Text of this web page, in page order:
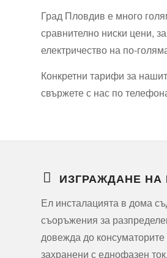
Град Пловдив е много
сравнително ниски цени,
електричество на по-
Конкретни тарифи за
свържете с нас по
ИЗГРАЖДАНЕ НА
Ел инсталацията в дома
съоръжения за
довежда до
захранени с еднофазен ток.